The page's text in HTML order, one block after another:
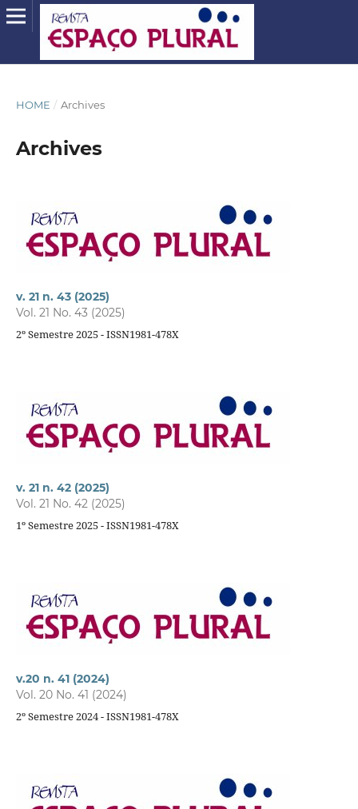
HOME / Archives
Archives
v. 21 n. 43 (2025)
Vol. 21 No. 43 (2025)
2º Semestre 2025 - ISSN1981-478X
v. 21 n. 42 (2025)
Vol. 21 No. 42 (2025)
1º Semestre 2025 - ISSN1981-478X
v.20 n. 41 (2024)
Vol. 20 No. 41 (2024)
2º Semestre 2024 - ISSN1981-478X